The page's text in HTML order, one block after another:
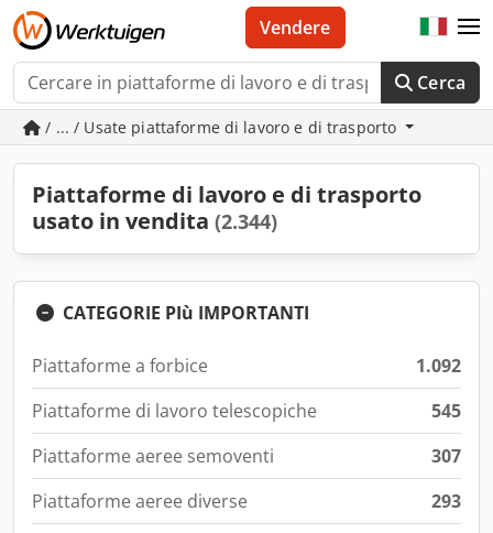
Cerca
Vendere
/ ... / Usate piattaforme di lavoro e di trasporto
Piattaforme di lavoro e di trasporto
usato in vendita (2.344)
CATEGORIE PIù IMPORTANTI
Piattaforme a forbice
1.092
Piattaforme di lavoro telescopiche
545
Piattaforme aeree semoventi
307
Piattaforme aeree diverse
293